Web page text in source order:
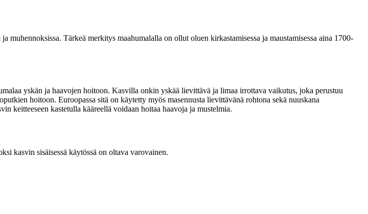
Tärkeä merkitys maahumalalla on ollut oluen kirkastamisessa ja maustamisessa aina 1700-
yskän ja haavojen hoitoon. Kasvilla onkin yskää lievittävä ja limaa irrottava vaikutus, joka perustuu
hoitoon. Euroopassa sitä on käytetty myös masennusta lievittävänä rohtona sekä nuuskana
keitteeseen kastetulla kääreellä voidaan hoitaa haavoja ja mustelmia.
kasvin sisäisessä käytössä on oltava varovainen.